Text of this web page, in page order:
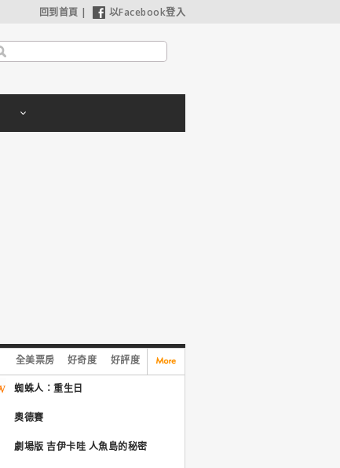
回到首頁 | 以Facebook登入
全美票房 好奇度 好評度
蜘蛛人：重生日
奧德賽
劇場版 吉伊卡哇 人魚島的秘密